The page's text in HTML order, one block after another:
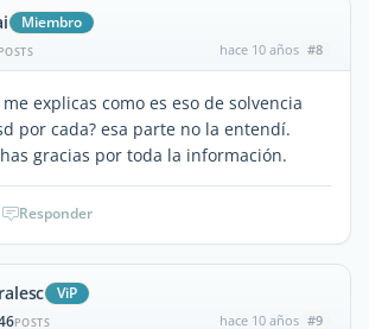
Miembro
POSTS hace 10 años #8
explicas como es eso de solvencia
por cada? esa parte no la entendí.
gracias por toda la información.
Responder
ViP
POSTS hace 10 años #9